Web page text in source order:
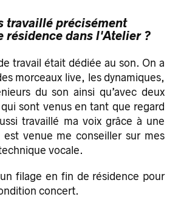
travaillé précisément
résidence dans l'Atelier ?
travail était dédiée au son. On a
morceaux live, les dynamiques,
du son ainsi qu’avec deux
sont venus en tant que regard
travaillé ma voix grâce à une
est venue me conseiller sur mes
vocale.
un filage en fin de résidence pour
concert.